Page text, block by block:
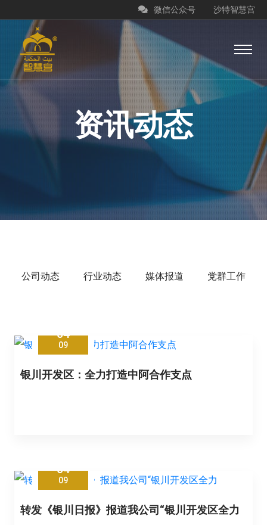
沙特智慧宫
微信公众号
资讯动态
公司动态 行业动态 媒体报道 党群工作
04
09
银川开发区：全力打造中阿合作支点
04
09
转发《银川日报》报道我公司“银川开发区全力